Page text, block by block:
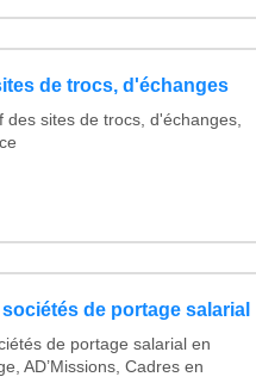
de trocs, d'échanges
des sites de trocs, d'échanges,
de portage salarial
de portage salarial en
AD’Missions, Cadres en